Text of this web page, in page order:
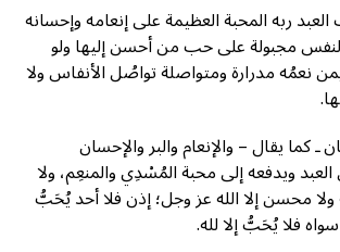
ربه المحبة العظيمة على إنعامه وإحسانه
مجبولة على حب من أحسن إليها ولو
نعمُه مدرارة ومتواصلة تواصُل الأنفاس ولا
ـ كما يقال – والإنعام والبر والإحسان
ويدفعه إلى محبة المُسْدِي والمنعِم، ولا
محسن إلا الله عز وجل؛ إذن فلا أحد يُحَبُّ
فلا يُحَبُّ إلا لله.